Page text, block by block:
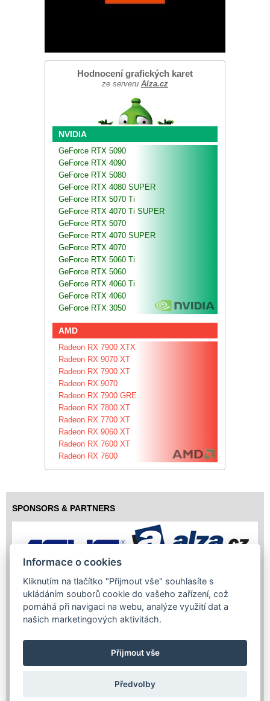
Hodnocení grafických karet
ze serveru Alza.cz
NVIDIA
GeForce RTX 5090
GeForce RTX 4090
GeForce RTX 5080
GeForce RTX 4080 SUPER
GeForce RTX 5070 Ti
GeForce RTX 4070 Ti SUPER
GeForce RTX 5070
GeForce RTX 4070 SUPER
GeForce RTX 4070
GeForce RTX 5060 Ti
GeForce RTX 5060
GeForce RTX 4060 Ti
GeForce RTX 4060
GeForce RTX 3050
AMD
Radeon RX 7900 XTX
Radeon RX 9070 XT
Radeon RX 7900 XT
Radeon RX 9070
Radeon RX 7900 GRE
Radeon RX 7800 XT
Radeon RX 7700 XT
Radeon RX 9060 XT
Radeon RX 7600 XT
Radeon RX 7600
SPONSORS & PARTNERS
Copyright (c) 2026 InfoTrade Powered by ASP.NET & MS SQL
Informace o cookies
Kliknutím na tlačítko "Přijmout vše" souhlasíte s
ukládáním souborů cookie do vašeho zařízení, což
pomáhá při navigaci na webu, analýze využití dat a
našich marketingových aktivitách.
Přijmout vše
Předvolby